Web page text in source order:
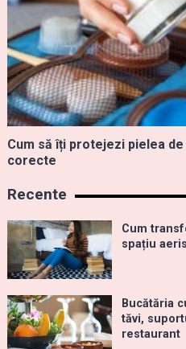
Cum să îți protejezi pielea
corecte
Recente
Cum
spațiu
Bucătăria
tăvi,
restaurant